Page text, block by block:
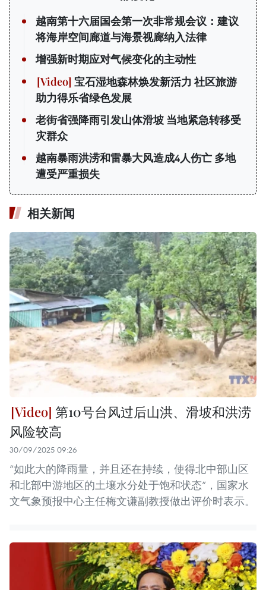
越南第十六届国会第一次非常规会议：建议
将海岸空间廊道与海景视廊纳入法律
增强新时期应对气候变化的主动性
宝石湿地森林焕发新活力 社区旅游
助力得乐省绿色发展
老街省强降雨引发山体滑坡 当地紧急转移受
灾群众
越南暴雨洪涝和雷暴大风造成4人伤亡 多地
遭受严重损失
相关新闻
第10号台风过后山洪、滑坡和洪涝
风险较高
30/09/2025 09:26
“如此大的降雨量，并且还在持续，使得北中部山区
和北部中游地区的土壤水分处于饱和状态”，国家水
文气象预报中心主任梅文谦副教授做出评价时表示。